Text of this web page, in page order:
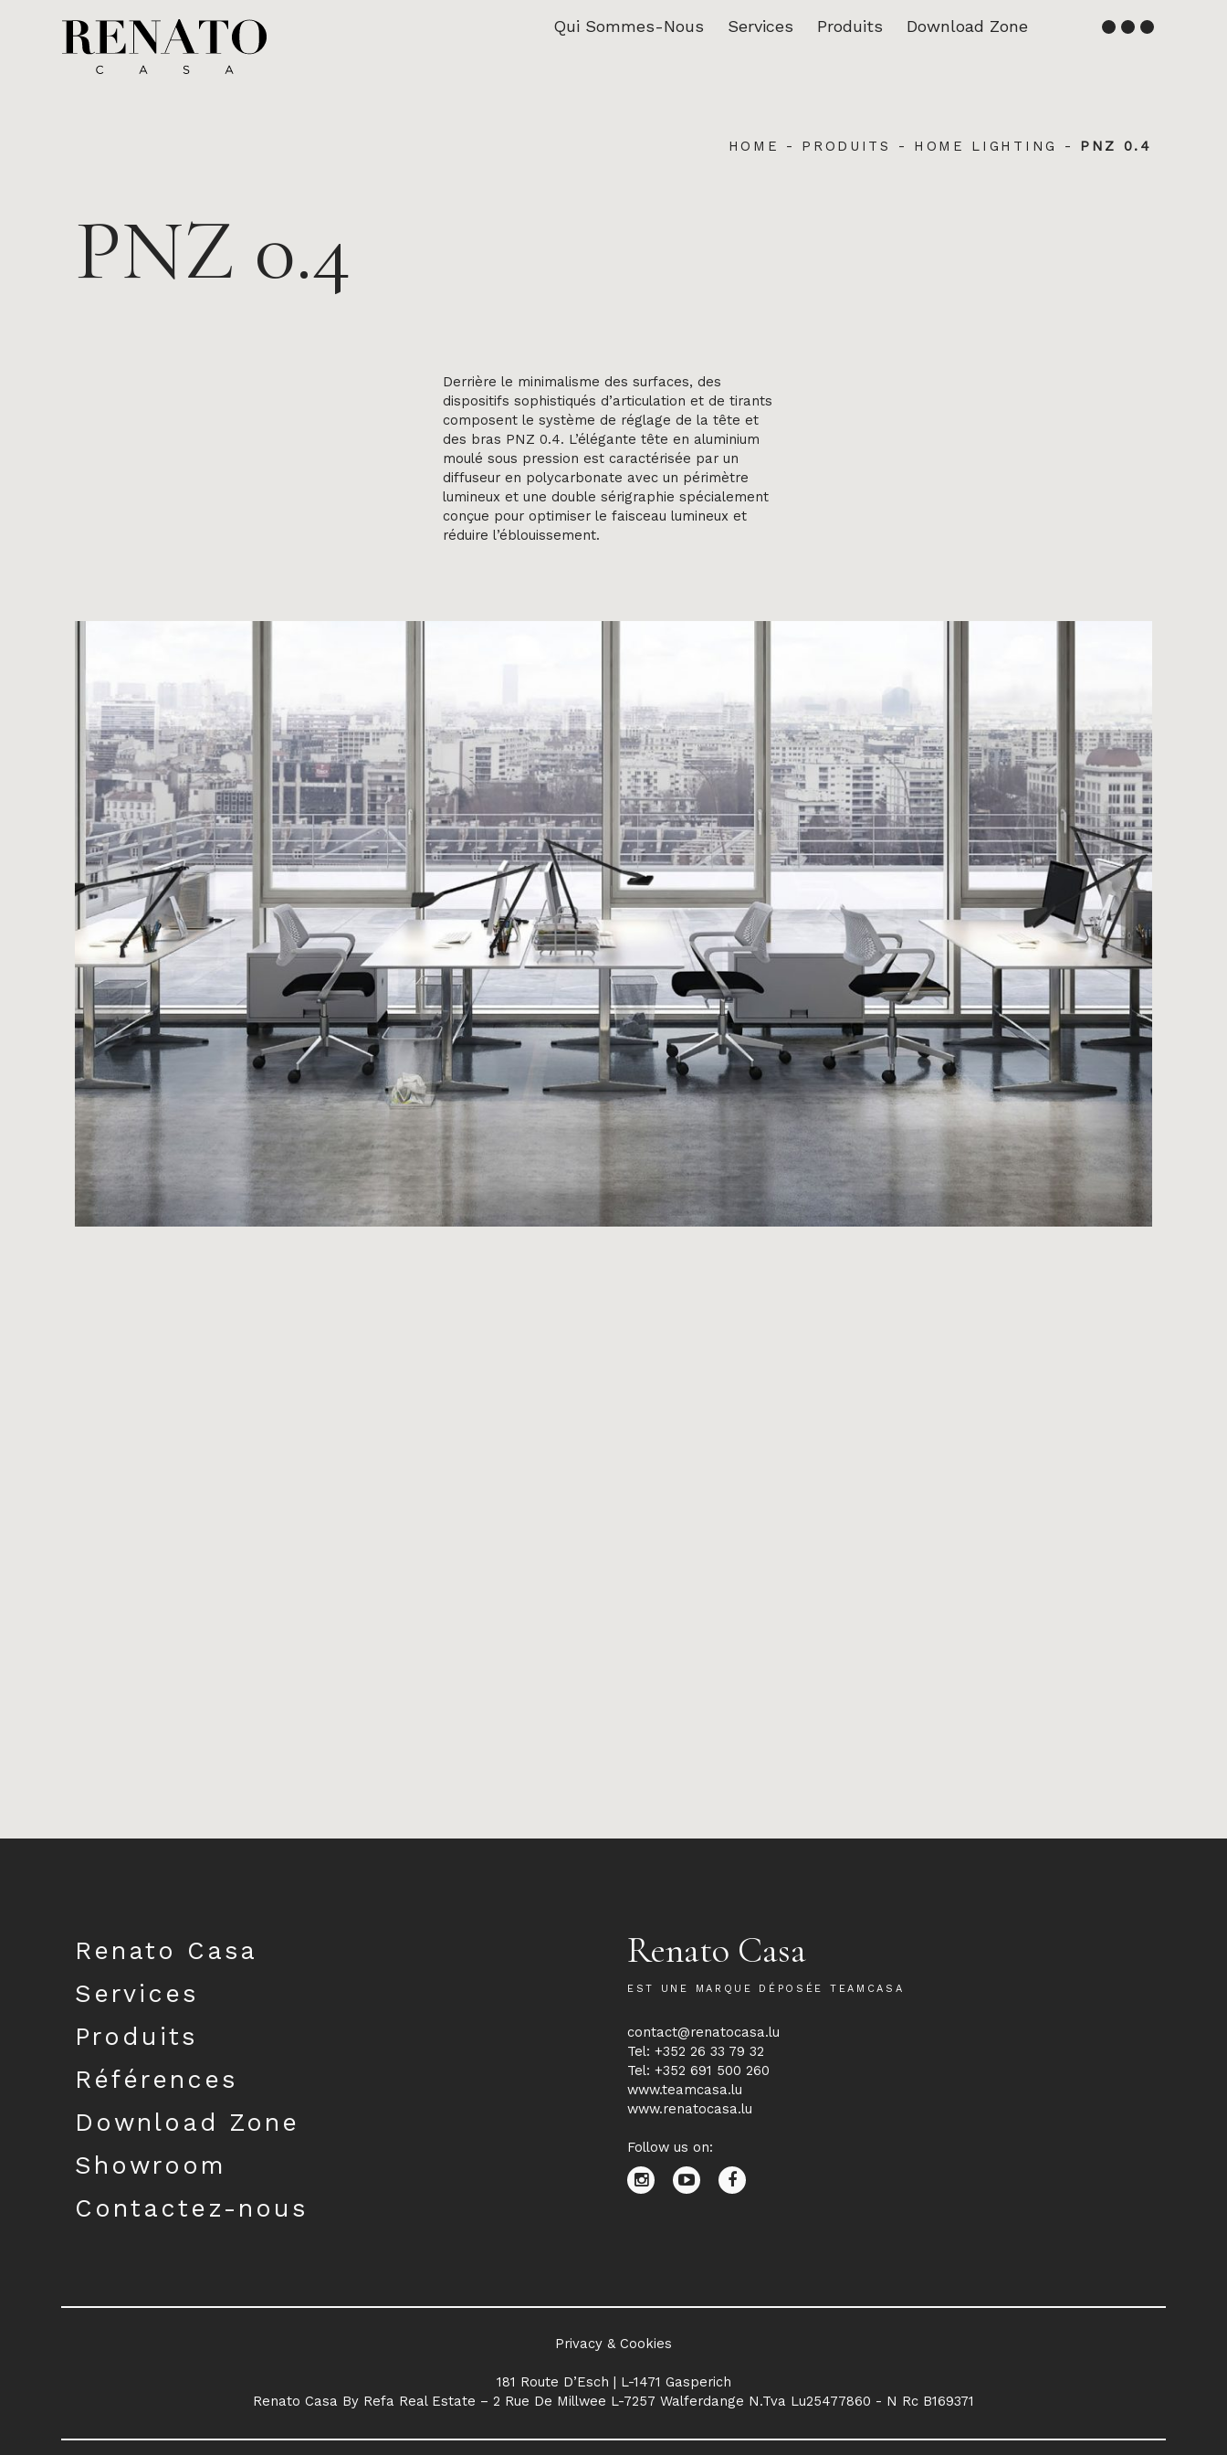
Qui Sommes-Nous Services Produits Download Zone
HOME - PRODUITS - HOME LIGHTING - PNZ 0.4
PNZ 0.4
Derrière le minimalisme des surfaces, des
dispositifs sophistiqués d’articulation et de tirants
composent le système de réglage de la tête et
des bras PNZ 0.4. L’élégante tête en aluminium
moulé sous pression est caractérisée par un
diffuseur en polycarbonate avec un périmètre
lumineux et une double sérigraphie spécialement
conçue pour optimiser le faisceau lumineux et
réduire l’éblouissement.
Renato Casa
Services
Produits
Références
Download Zone
Showroom
Contactez-nous
Renato Casa
EST UNE MARQUE DÉPOSÉE TEAMCASA
contact@renatocasa.lu
Tel: +352 26 33 79 32
Tel: +352 691 500 260
www.teamcasa.lu
www.renatocasa.lu
Follow us on:
Privacy & Cookies
181 Route D’Esch | L-1471 Gasperich
Renato Casa By Refa Real Estate – 2 Rue De Millwee L-7257 Walferdange N.Tva Lu25477860 - N Rc B169371